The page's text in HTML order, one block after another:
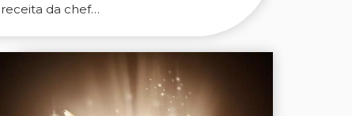
receita da chef…